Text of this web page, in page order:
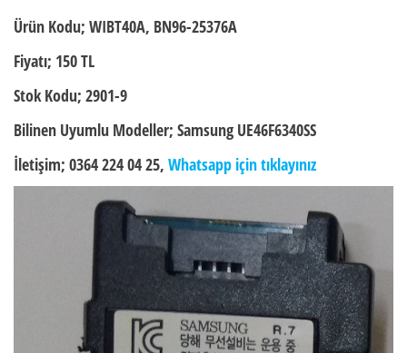
Ürün Kodu; WIBT40A, BN96-25376A
Fiyatı; 150 TL
Stok Kodu; 2901-9
Bilinen Uyumlu Modeller; Samsung UE46F6340SS
İletişim; 0364 224 04 25, Whatsapp için tıklayınız